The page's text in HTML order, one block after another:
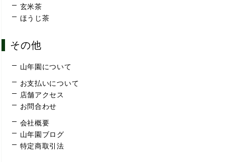
玄米茶
ほうじ茶
その他
山年園について
お支払いについて
店舗アクセス
お問合わせ
会社概要
山年園ブログ
特定商取引法